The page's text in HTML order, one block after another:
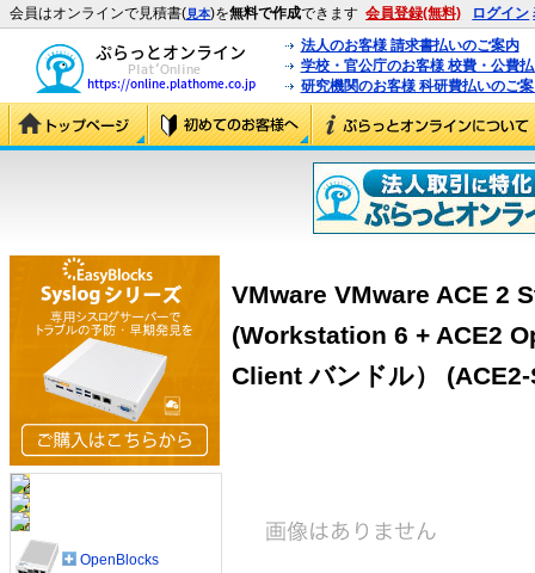
会員はオンラインで見積書(見本)を無料で作成できます 会員登録(無料) ログイン
法人のお客様 請求書払いのご案内
学校・官公庁のお客様 校費・公費
研究機関のお客様 科研費払いのご
VMware VMware ACE 2
(Workstation 6 + ACE2
Client バンドル）
OpenBlocks